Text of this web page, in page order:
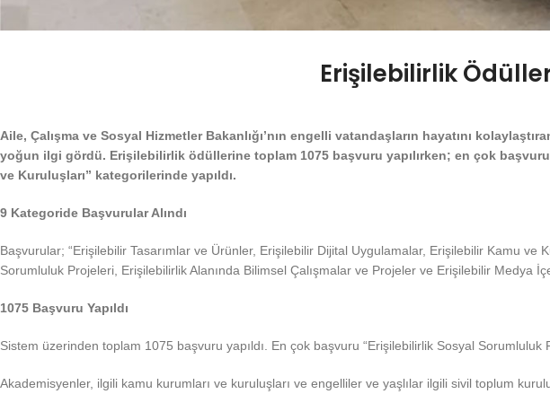
Erişilebilirlik
Aile, Çalışma ve Sosyal Hizmetler Bakanlığı’nın engelli vatandaşların hayatını
yoğun ilgi gördü. Erişilebilirlik ödüllerine toplam 1075 başvuru yapılırken; en çok
ve Kuruluşları” kategorilerinde yapıldı.
9 Kategoride Başvurular Alındı
Başvurular; “Erişilebilir Tasarımlar ve Ürünler, Erişilebilir Dijital Uygulamalar, Erişilebilir Kamu
Sorumluluk Projeleri, Erişilebilirlik Alanında Bilimsel Çalışmalar ve Projeler ve Erişilebilir Medya
1075 Başvuru Yapıldı
Sistem üzerinden toplam 1075 başvuru yapıldı. En çok başvuru “Erişilebilirlik Sosyal Sorumluluk
Akademisyenler, ilgili kamu kurumları ve kuruluşları ve engelliler ve yaşlılar ilgili sivil toplum